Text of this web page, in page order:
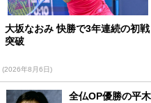
大坂なおみ 快勝で3年連続の初戦
突破
(2026年8月6日)
全仏OP優勝の平